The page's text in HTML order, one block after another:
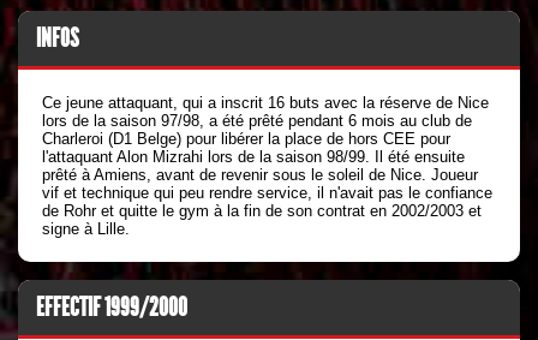
INFOS
Ce jeune attaquant, qui a inscrit 16 buts avec la réserve de Nice
lors de la saison 97/98, a été prêté pendant 6 mois au club de
Charleroi (D1 Belge) pour libérer la place de hors CEE pour
l'attaquant Alon Mizrahi lors de la saison 98/99. Il été ensuite
prêté à Amiens, avant de revenir sous le soleil de Nice. Joueur
vif et technique qui peu rendre service, il n'avait pas le confiance
de Rohr et quitte le gym à la fin de son contrat en 2002/2003 et
signe à Lille.
EFFECTIF 1999/2000